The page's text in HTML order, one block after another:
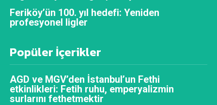
Feriköy’ün 100. yıl hedefi: Yeniden
profesyonel ligler
Popüler İçerikler
AGD ve MGV’den İstanbul’un Fethi
etkinlikleri: Fetih ruhu, emperyalizmin
surlarını fethetmektir